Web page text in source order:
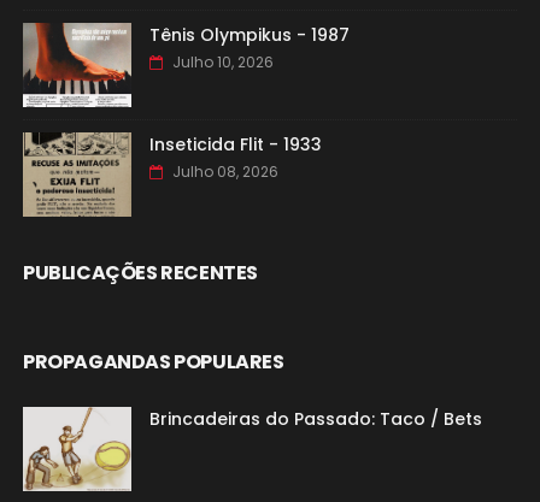
Tênis Olympikus - 1987
Julho 10, 2026
Inseticida Flit - 1933
Julho 08, 2026
PUBLICAÇÕES RECENTES
PROPAGANDAS POPULARES
Brincadeiras do Passado: Taco / Bets